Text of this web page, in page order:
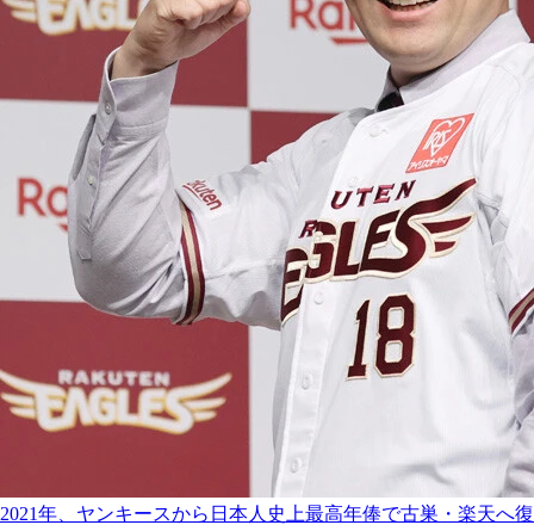
2021年、ヤンキースから日本人史上最高年俸で古巣・楽天へ復